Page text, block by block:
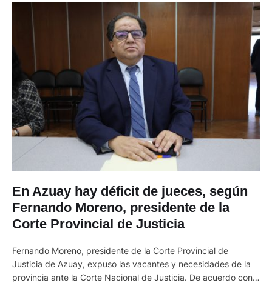
En Azuay hay déficit de jueces, según
Fernando Moreno, presidente de la
Corte Provincial de Justicia
Fernando Moreno, presidente de la Corte Provincial de
Justicia de Azuay, expuso las vacantes y necesidades de la
provincia ante la Corte Nacional de Justicia. De acuerdo con